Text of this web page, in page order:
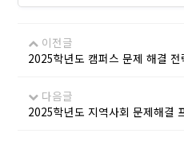
이전글
2025학년도 캠퍼스 문제 해결
다음글
2025학년도 지역사회 문제해결